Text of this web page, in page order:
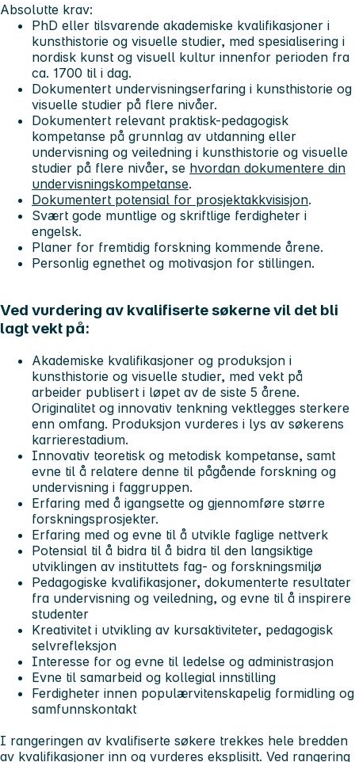
Absolutte krav:
PhD eller tilsvarende akademiske kvalifikasjoner i
kunsthistorie og visuelle studier, med spesialisering i
nordisk kunst og visuell kultur innenfor perioden fra
ca. 1700 til i dag.
Dokumentert undervisningserfaring i kunsthistorie og
visuelle studier på flere nivåer.
Dokumentert relevant praktisk-pedagogisk
kompetanse på grunnlag av utdanning eller
undervisning og veiledning i kunsthistorie og visuelle
studier på flere nivåer, se hvordan dokumentere din
undervisningskompetanse.
Dokumentert potensial for prosjektakkvisisjon.
Svært gode muntlige og skriftlige ferdigheter i
engelsk.
Planer for fremtidig forskning kommende årene.
Personlig egnethet og motivasjon for stillingen.
Ved vurdering av kvalifiserte søkerne vil det bli
lagt vekt på:
Akademiske kvalifikasjoner og produksjon i
kunsthistorie og visuelle studier, med vekt på
arbeider publisert i løpet av de siste 5 årene.
Originalitet og innovativ tenkning vektlegges sterkere
enn omfang. Produksjon vurderes i lys av søkerens
karrierestadium.
Innovativ teoretisk og metodisk kompetanse, samt
evne til å relatere denne til pågående forskning og
undervisning i faggruppen.
Erfaring med å igangsette og gjennomføre større
forskningsprosjekter.
Erfaring med og evne til å utvikle faglige nettverk
Potensial til å bidra til å bidra til den langsiktige
utviklingen av instituttets fag- og forskningsmiljø
Pedagogiske kvalifikasjoner, dokumenterte resultater
fra undervisning og veiledning, og evne til å inspirere
studenter
Kreativitet i utvikling av kursaktiviteter, pedagogisk
selvrefleksjon
Interesse for og evne til ledelse og administrasjon
Evne til samarbeid og kollegial innstilling
Ferdigheter innen populærvitenskapelig formidling og
samfunnskontakt
I rangeringen av kvalifiserte søkere trekkes hele bredden
av kvalifikasjoner inn og vurderes eksplisitt. Ved rangering